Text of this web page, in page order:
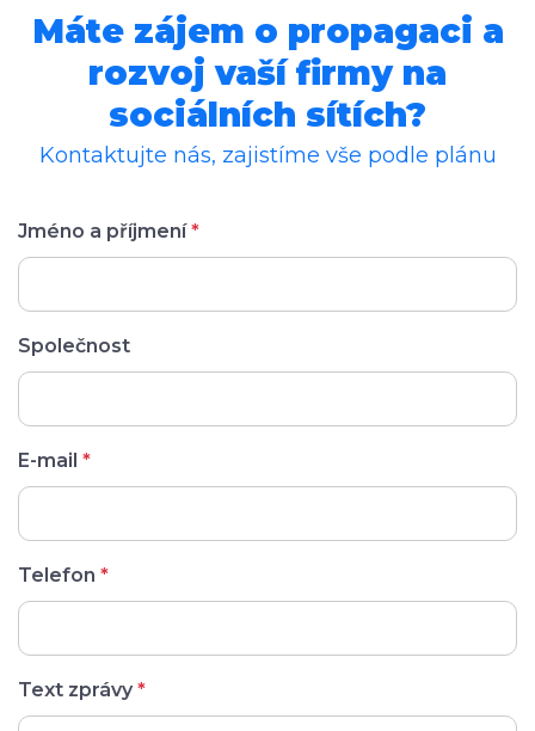
Máte zájem o propagaci a
rozvoj vaší firmy na
sociálních sítích?
Kontaktujte nás, zajistíme vše podle plánu
Jméno a příjmení*
Společnost
E-mail *
Telefon *
Text zprávy *